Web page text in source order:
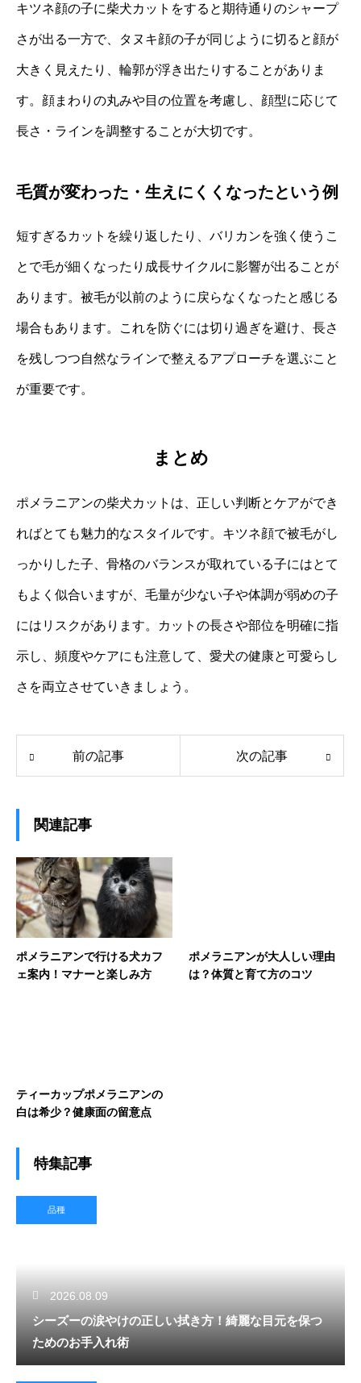
キツネ顔の子に柴犬カットをすると期待通りのシャープ
さが出る一方で、タヌキ顔の子が同じように切ると顔が
大きく見えたり、輪郭が浮き出たりすることがありま
す。顔まわりの丸みや目の位置を考慮し、顔型に応じて
長さ・ラインを調整することが大切です。
毛質が変わった・生えにくくなったという例
短すぎるカットを繰り返したり、バリカンを強く使うこ
とで毛が細くなったり成長サイクルに影響が出ることが
あります。被毛が以前のように戻らなくなったと感じる
場合もあります。これを防ぐには切り過ぎを避け、長さ
を残しつつ自然なラインで整えるアプローチを選ぶこと
が重要です。
まとめ
ポメラニアンの柴犬カットは、正しい判断とケアができ
ればとても魅力的なスタイルです。キツネ顔で被毛がし
っかりした子、骨格のバランスが取れている子にはとて
もよく似合いますが、毛量が少ない子や体調が弱めの子
にはリスクがあります。カットの長さや部位を明確に指
示し、頻度やケアにも注意して、愛犬の健康と可愛らし
さを両立させていきましょう。
前の記事 次の記事
関連記事
ポメラニアンで行ける犬カフ
ェ案内！マナーと楽しみ方
ポメラニアンが大人しい理由
は？体質と育て方のコツ
ティーカップポメラニアンの
白は希少？健康面の留意点
特集記事
品種
2026.08.09
シーズーの涙やけの正しい拭き方！綺麗な目元を保つ
ためのお手入れ術